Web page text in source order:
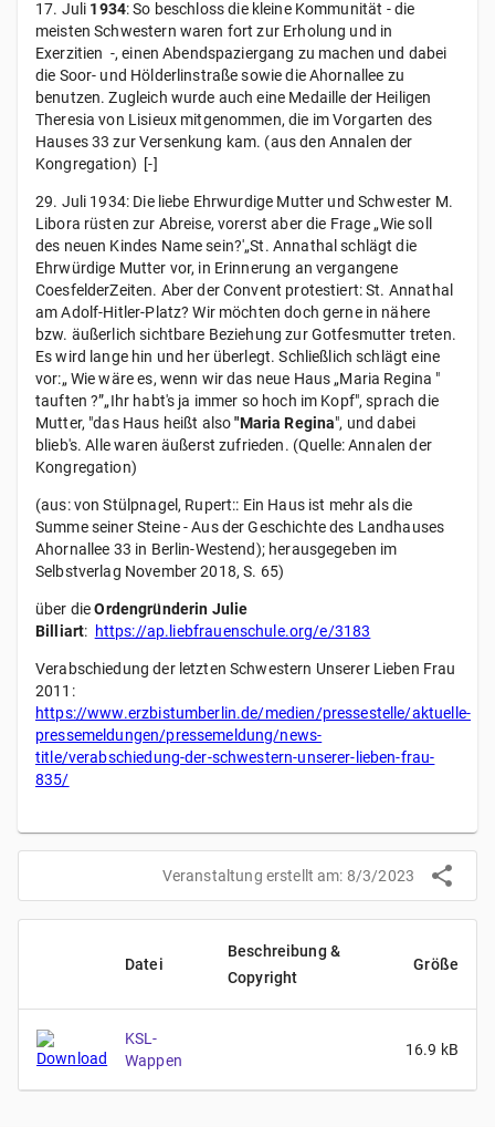
17. Juli 1934: So beschloss die kleine Kommunität - die
meisten Schwestern waren fort zur Erholung und in
Exerzitien -, einen Abendspaziergang zu machen und dabei
die Soor- und Hölderlinstraße sowie die Ahornallee zu
benutzen. Zugleich wurde auch eine Medaille der Heiligen
Theresia von Lisieux mitgenommen, die im Vorgarten des
Hauses 33 zur Versenkung kam. (aus den Annalen der
Kongregation) [-]
29. Juli 1934: Die liebe Ehrwurdige Mutter und Schwester M.
Libora rüsten zur Abreise, vorerst aber die Frage „Wie soll
des neuen Kindes Name sein?'„St. Annathal schlägt die
Ehrwürdige Mutter vor, in Erinnerung an vergangene
CoesfelderZeiten. Aber der Convent protestiert: St. Annathal
am Adolf-Hitler-Platz? Wir möchten doch gerne in nähere
bzw. äußerlich sichtbare Beziehung zur Gotfesmutter treten.
Es wird lange hin und her überlegt. Schließlich schlägt eine
vor:„ Wie wäre es, wenn wir das neue Haus „Maria Regina "
tauften ?”„Ihr habt's ja immer so hoch im Kopf", sprach die
Mutter, "das Haus heißt also"Maria Regina", und dabei
blieb's. Alle waren äußerst zufrieden. (Quelle: Annalen der
Kongregation)
(aus: von Stülpnagel, Rupert:: Ein Haus ist mehr als die
Summe seiner Steine - Aus der Geschichte des Landhauses
Ahornallee 33 in Berlin-Westend); herausgegeben im
Selbstverlag November 2018, S. 65)
über dieOrdengründerin Julie
Billiart: https://ap.liebfrauenschule.org/e/3183
Verabschiedung der letzten Schwestern Unserer Lieben Frau
2011:
https://www.erzbistumberlin.de/medien/pressestelle/aktuelle-
pressemeldungen/pressemeldung/news-
title/verabschiedung-der-schwestern-unserer-lieben-frau-
835/
Veranstaltung erstellt am: 8/3/2023
Datei
Beschreibung &
Copyright
Größe
KSL-
Wappen
16.9 kB